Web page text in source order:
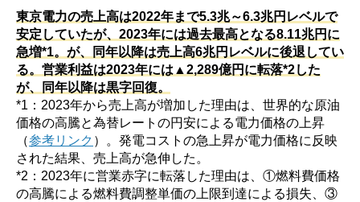
東京電力の売上高は2022年まで5.3兆～6.3兆円レベルで
安定していたが、2023年には過去最高となる8.11兆円に
急増*1。が、同年以降は売上高6兆円レベルに後退してい
る。営業利益は2023年には▲2,289億円に転落*2した
が、同年以降は黒字回復。
*1：2023年から売上高が増加した理由は、世界的な原油
価格の高騰と為替レートの円安による電力価格の上昇
（参考リンク ）。発電コストの急上昇が電力価格に反映
された結果、売上高が急伸した。
*2：2023年に営業赤字に転落した理由は、①燃料費価格
の高騰による燃料費調整単価の上限到達による損失、③